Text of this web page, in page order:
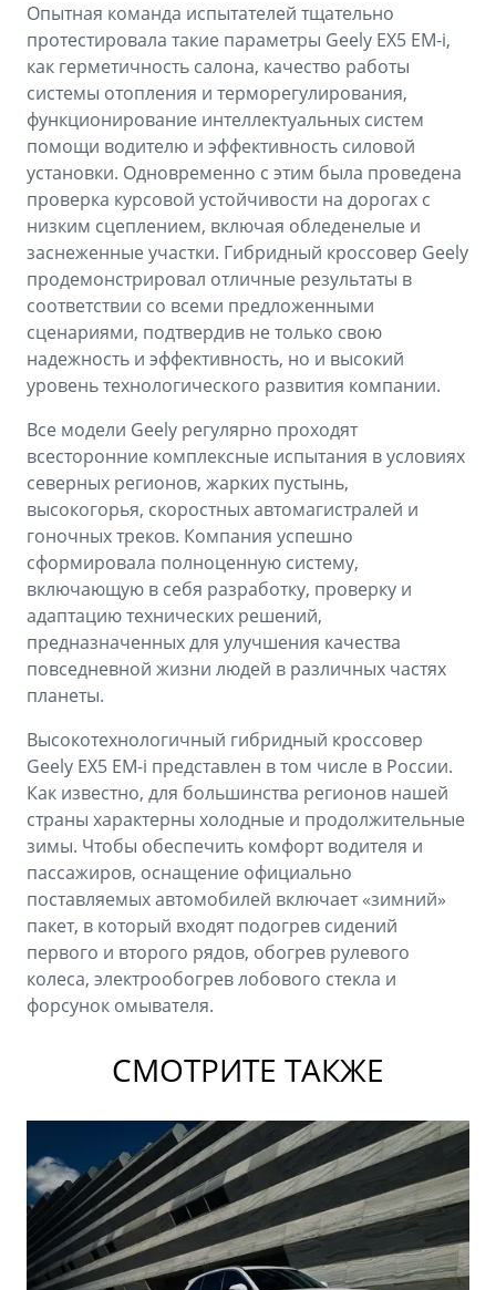
Опытная команда испытателей тщательно
протестировала такие параметры Geely EX5 EM-i,
как герметичность салона, качество работы
системы отопления и терморегулирования,
функционирование интеллектуальных систем
помощи водителю и эффективность силовой
установки. Одновременно с этим была проведена
проверка курсовой устойчивости на дорогах с
низким сцеплением, включая обледенелые и
заснеженные участки. Гибридный кроссовер Geely
продемонстрировал отличные результаты в
соответствии со всеми предложенными
сценариями, подтвердив не только свою
надежность и эффективность, но и высокий
уровень технологического развития компании.
Все модели Geely регулярно проходят
всесторонние комплексные испытания в условиях
северных регионов, жарких пустынь,
высокогорья, скоростных автомагистралей и
гоночных треков. Компания успешно
сформировала полноценную систему,
включающую в себя разработку, проверку и
адаптацию технических решений,
предназначенных для улучшения качества
повседневной жизни людей в различных частях
планеты.
Высокотехнологичный гибридный кроссовер
Geely EX5 EM-i представлен в том числе в России.
Как известно, для большинства регионов нашей
страны характерны холодные и продолжительные
зимы. Чтобы обеспечить комфорт водителя и
пассажиров, оснащение официально
поставляемых автомобилей включает «зимний»
пакет, в который входят подогрев сидений
первого и второго рядов, обогрев рулевого
колеса, электрообогрев лобового стекла и
форсунок омывателя.
СМОТРИТЕ ТАКЖЕ